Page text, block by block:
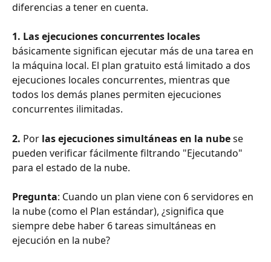
diferencias a tener en cuenta.
1. Las ejecuciones concurrentes locales
básicamente significan ejecutar más de una tarea en
la máquina local. El plan gratuito está limitado a dos
ejecuciones locales concurrentes, mientras que
todos los demás planes permiten ejecuciones
concurrentes ilimitadas.
2. Por las ejecuciones simultáneas en la nube se
pueden verificar fácilmente filtrando "Ejecutando"
para el estado de la nube.
Pregunta: Cuando un plan viene con 6 servidores en
la nube (como el Plan estándar), ¿significa que
siempre debe haber 6 tareas simultáneas en
ejecución en la nube?